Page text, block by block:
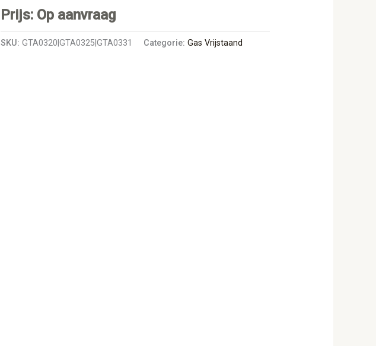
Prijs: Op aanvraag
SKU:GTA0320|GTA0325|GTA0331 Categorie:Gas Vrijstaand